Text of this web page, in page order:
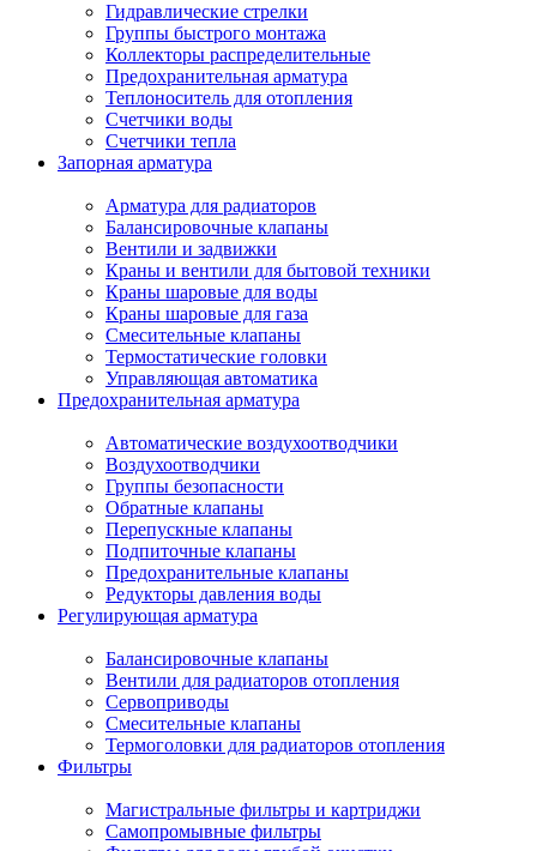
Гидравлические стрелки
Группы быстрого монтажа
Коллекторы распределительные
Предохранительная арматура
Теплоноситель для отопления
Счетчики воды
Счетчики тепла
Запорная арматура
Арматура для радиаторов
Балансировочные клапаны
Вентили и задвижки
Краны и вентили для бытовой техники
Краны шаровые для воды
Краны шаровые для газа
Смесительные клапаны
Термостатические головки
Управляющая автоматика
Предохранительная арматура
Автоматические воздухоотводчики
Воздухоотводчики
Группы безопасности
Обратные клапаны
Перепускные клапаны
Подпиточные клапаны
Предохранительные клапаны
Редукторы давления воды
Регулирующая арматура
Балансировочные клапаны
Вентили для радиаторов отопления
Сервоприводы
Смесительные клапаны
Термоголовки для радиаторов отопления
Фильтры
Магистральные фильтры и картриджи
Самопромывные фильтры